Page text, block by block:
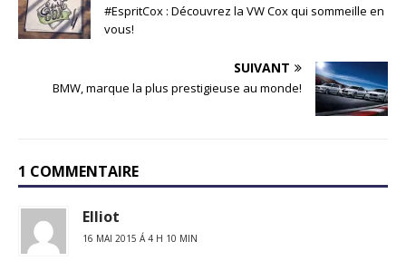
#EspritCox : Découvrez la VW Cox qui sommeille en
vous!
SUIVANT
BMW, marque la plus prestigieuse au monde!
1 COMMENTAIRE
Elliot
16 MAI 2015 Á 4 H 10 MIN